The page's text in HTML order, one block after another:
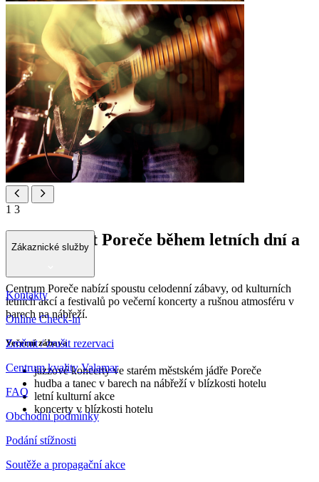
1 3
Zažijte život Poreče během letních dní a
Centrum Poreče nabízí spoustu celodenní zábavy, od kulturních
letních akcí a festivalů po večerní koncerty a rušnou atmosféru v
barech na nábřeží.
Večerní zábava
jazzové koncerty ve starém městském jádře Poreče
hudba a tanec v barech na nábřeží v blízkosti hotelu
letní kulturní akce
koncerty v blízkosti hotelu
Zákaznické služby
Kontakty
Online Check-in
Změnit / zrušit rezervaci
Centrum kvality Valamar
FAQ
Obchodní podmínky
Podání stížnosti
Soutěže a propagační akce